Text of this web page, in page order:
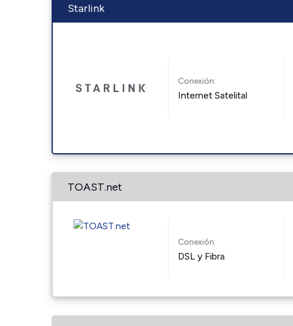
Starlink
Conexión:
Internet Satelital
TOAST.net
Conexión:
DSL y Fibra